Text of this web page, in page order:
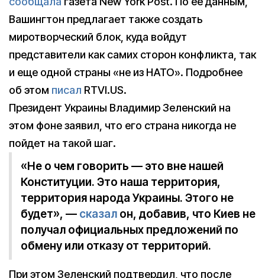
Вашингтон предлагает также создать
миротворческий блок, куда войдут
представители как самих сторон конфликта, так
и еще одной страны «не из НАТО». Подробнее
об этом писал RTVI.US.
Президент Украины Владимир Зеленский на
этом фоне заявил, что его страна никогда не
пойдет на такой шаг.
«Не о чем говорить — это вне нашей
Конституции. Это наша территория,
территория народа Украины. Этого не
будет», — сказал он, добавив, что Киев не
получал официальных предложений по
обмену или отказу от территорий.
При этом Зеленский подтвердил, что после